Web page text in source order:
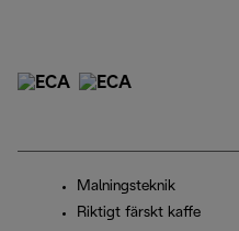
Malningsteknik
Riktigt färskt kaffe